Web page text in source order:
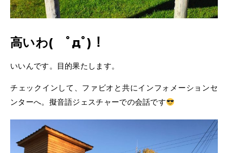
高いわ( ﾟдﾟ)！
いいんです。目的果たします。
チェックインして、ファビオと共にインフォメーションセ
ンターへ。擬音語ジェスチャーでの会話です